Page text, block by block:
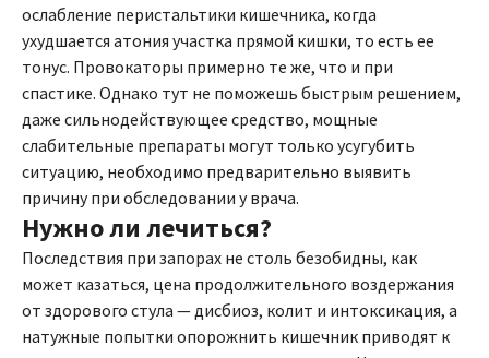
ослабление перистальтики кишечника, когда
ухудшается атония участка прямой кишки, то есть ее
тонус. Провокаторы примерно те же, что и при
спастике. Однако тут не поможешь быстрым решением,
даже сильнодействующее средство, мощные
слабительные препараты могут только усугубить
ситуацию, необходимо предварительно выявить
причину при обследовании у врача.
Нужно ли лечиться?
Последствия при запорах не столь безобидны, как
может казаться, цена продолжительного воздержания
от здорового стула — дисбиоз, колит и интоксикация, а
натужные попытки опорожнить кишечник приводят к